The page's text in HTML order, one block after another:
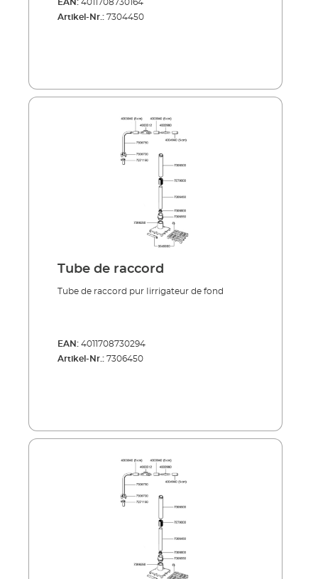
EAN: 4011708730164
Artikel-Nr.: 7304450
Tube de raccord
Tube de raccord pur Iirrigateur de fond
EAN: 4011708730294
Artikel-Nr.: 7306450